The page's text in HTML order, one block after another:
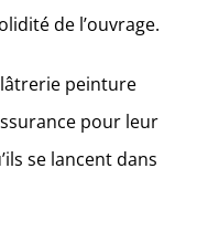
de l’ouvrage.
peinture
pour leur
se lancent dans